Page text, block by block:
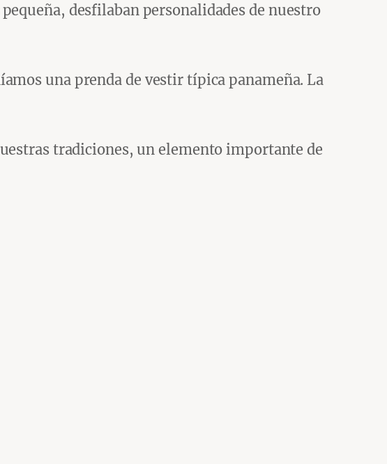
desfilaban personalidades de nuestro
una prenda de vestir típica panameña. La
tradiciones, un elemento importante de